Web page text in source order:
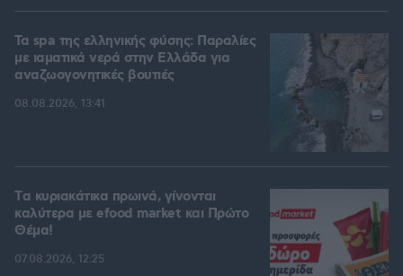
Τα spa της ελληνικής φύσης: Παραλίες
με ιαματικά νερά στην Ελλάδα για
αναζωογονητικές βουτιές
08.08.2026, 13:41
Tα κυριακάτικα πρωινά, γίνονται
καλύτερα με efood market και Πρώτο
Θέμα!
07.08.2026, 12:25